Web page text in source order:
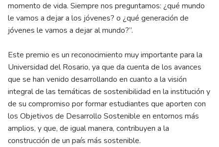
momento de vida. Siempre nos preguntamos: ¿qué mundo
le vamos a dejar a los jóvenes? o ¿qué generación de
jóvenes le vamos a dejar al mundo?”.
Este premio es un reconocimiento muy importante para la
Universidad del Rosario, ya que da cuenta de los avances
que se han venido desarrollando en cuanto a la visión
integral de las temáticas de sostenibilidad en la institución y
de su compromiso por formar estudiantes que aporten con
los Objetivos de Desarrollo Sostenible en entornos más
amplios, y que, de igual manera, contribuyen a la
construcción de un país más sostenible.